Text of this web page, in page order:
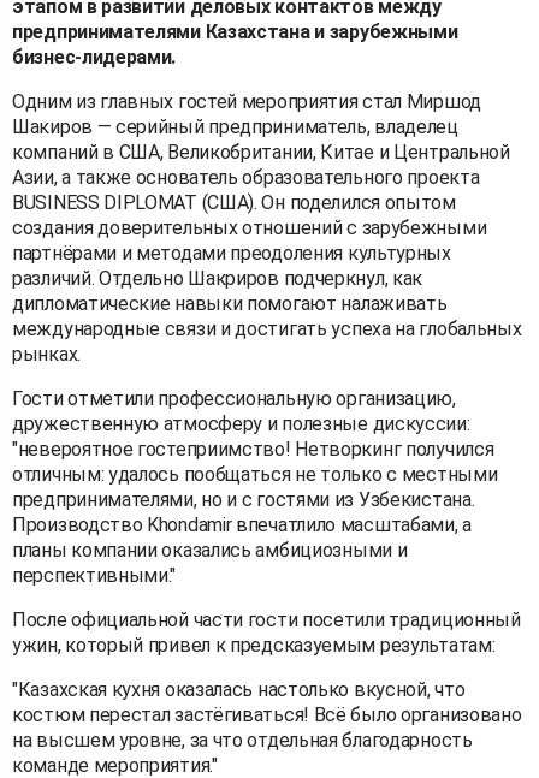
этапом в развитии деловых контактов между
предпринимателями Казахстана и зарубежными
бизнес-лидерами.
Одним из главных гостей мероприятия стал Миршод
Шакиров — серийный предприниматель, владелец
компаний в США, Великобритании, Китае и Центральной
Азии, а также основатель образовательного проекта
BUSINESS DIPLOMAT (США). Он поделился опытом
создания доверительных отношений с зарубежными
партнёрами и методами преодоления культурных
различий. Отдельно Шакриров подчеркнул, как
дипломатические навыки помогают налаживать
международные связи и достигать успеха на глобальных
рынках.
Гости отметили профессиональную организацию,
дружественную атмосферу и полезные дискуссии:
"невероятное гостеприимство! Нетворкинг получился
отличным: удалось пообщаться не только с местными
предпринимателями, но и с гостями из Узбекистана.
Производство Khondamir впечатлило масштабами, а
планы компании оказались амбициозными и
перспективными."
После официальной части гости посетили традиционный
ужин, который привел к предсказуемым результатам:
"Казахская кухня оказалась настолько вкусной, что
костюм перестал застёгиваться! Всё было организовано
на высшем уровне, за что отдельная благодарность
команде мероприятия."